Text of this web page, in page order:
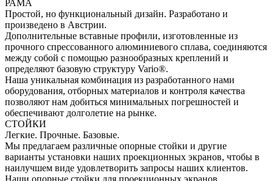
РАМА
Простой, но функциональный дизайн. Разработано и
произведено в Австрии.
Дополнительные вставные профили, изготовленные из
прочного спрессованного алюминиевого сплава, соединяются
между собой с помощью разнообразных креплений и
определяют базовую структуру Vario®.
Наша уникальная комбинация из разработанного нами
оборудования, отборных материалов и контроля качества
позволяют нам добиться минимальных погрешностей и
обеспечивают долголетие на рынке.
СТОЙКИ
Легкие. Прочные. Базовые.
Мы предлагаем различные опорные стойки и другие
варианты установки наших проекционных экранов, чтобы в
наилучшем виде удовлетворить запросы наших клиентов.
Наши опорные стойки для проекционных экранов